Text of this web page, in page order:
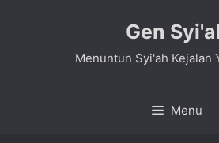
Gen
Menuntun Syi'ah Kejalan
Menu